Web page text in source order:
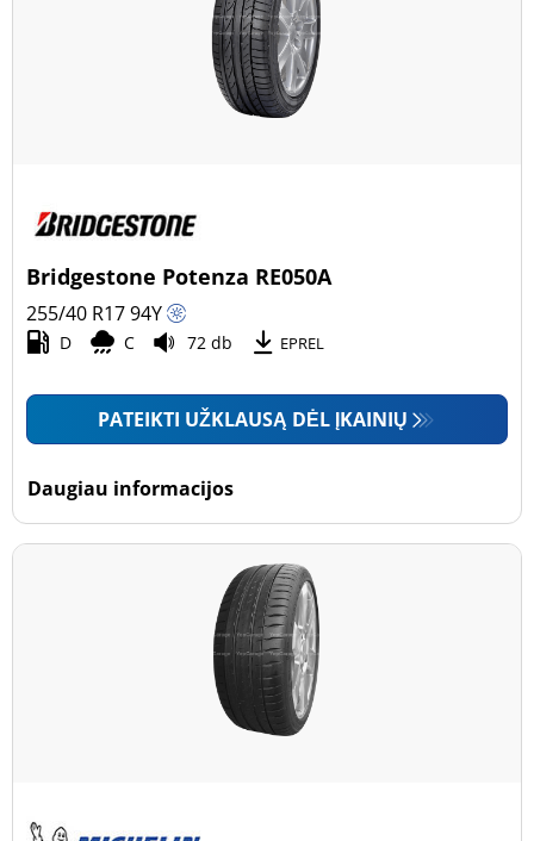
Bridgestone Potenza RE050A
255/40 R1794Y
D C 72 db EPREL
PATEIKTI UŽKLAUSĄ DĖL ĮKAINIŲ
Daugiau informacijos